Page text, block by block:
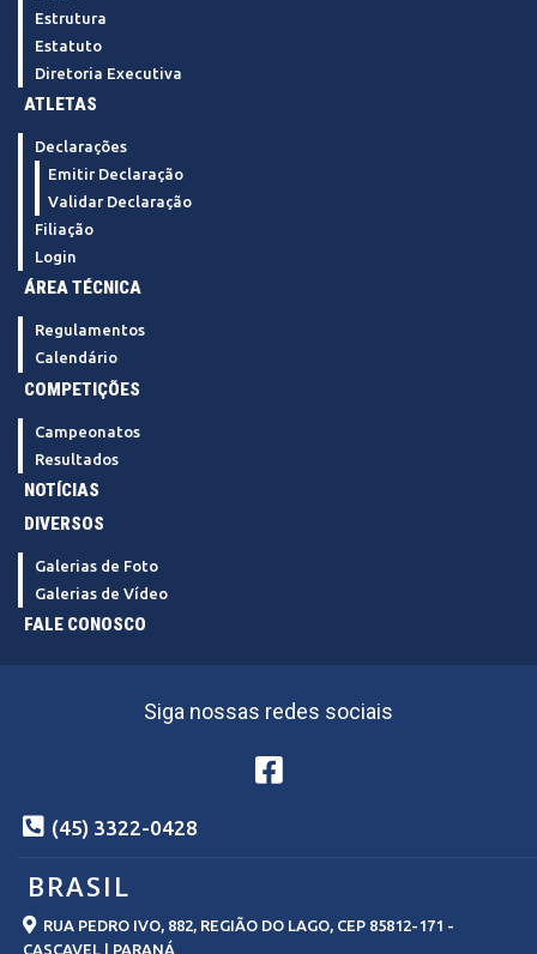
Estrutura
Estatuto
Diretoria Executiva
ATLETAS
Declarações
Emitir Declaração
Validar Declaração
Filiação
Login
ÁREA TÉCNICA
Regulamentos
Calendário
COMPETIÇÕES
Campeonatos
Resultados
NOTÍCIAS
DIVERSOS
Galerias de Foto
Galerias de Vídeo
FALE CONOSCO
Siga nossas redes sociais
(45) 3322-0428
BRASIL
RUA PEDRO IVO, 882, REGIÃO DO LAGO, CEP 85812-171 -
CASCAVEL | PARANÁ